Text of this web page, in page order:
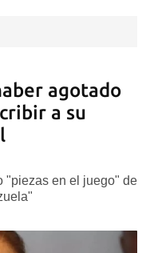
agotado
a su
"piezas en el juego" de